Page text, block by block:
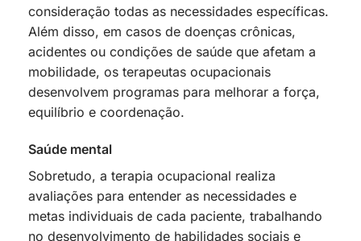
consideração todas as necessidades específicas.
Além disso, em casos de doenças crônicas,
acidentes ou condições de saúde que afetam a
mobilidade, os terapeutas ocupacionais
desenvolvem programas para melhorar a força,
equilíbrio e coordenação.
Saúde mental
Sobretudo, a terapia ocupacional realiza
avaliações para entender as necessidades e
metas individuais de cada paciente, trabalhando
no desenvolvimento de habilidades sociais e